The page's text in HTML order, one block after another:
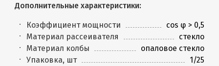
Дополнительные характеристики:
Коэффициент мощности
cos φ > 0,5
Материал рассеивателя
стекло
Материал колбы
опаловое стекло
Упаковка, шт
1/25